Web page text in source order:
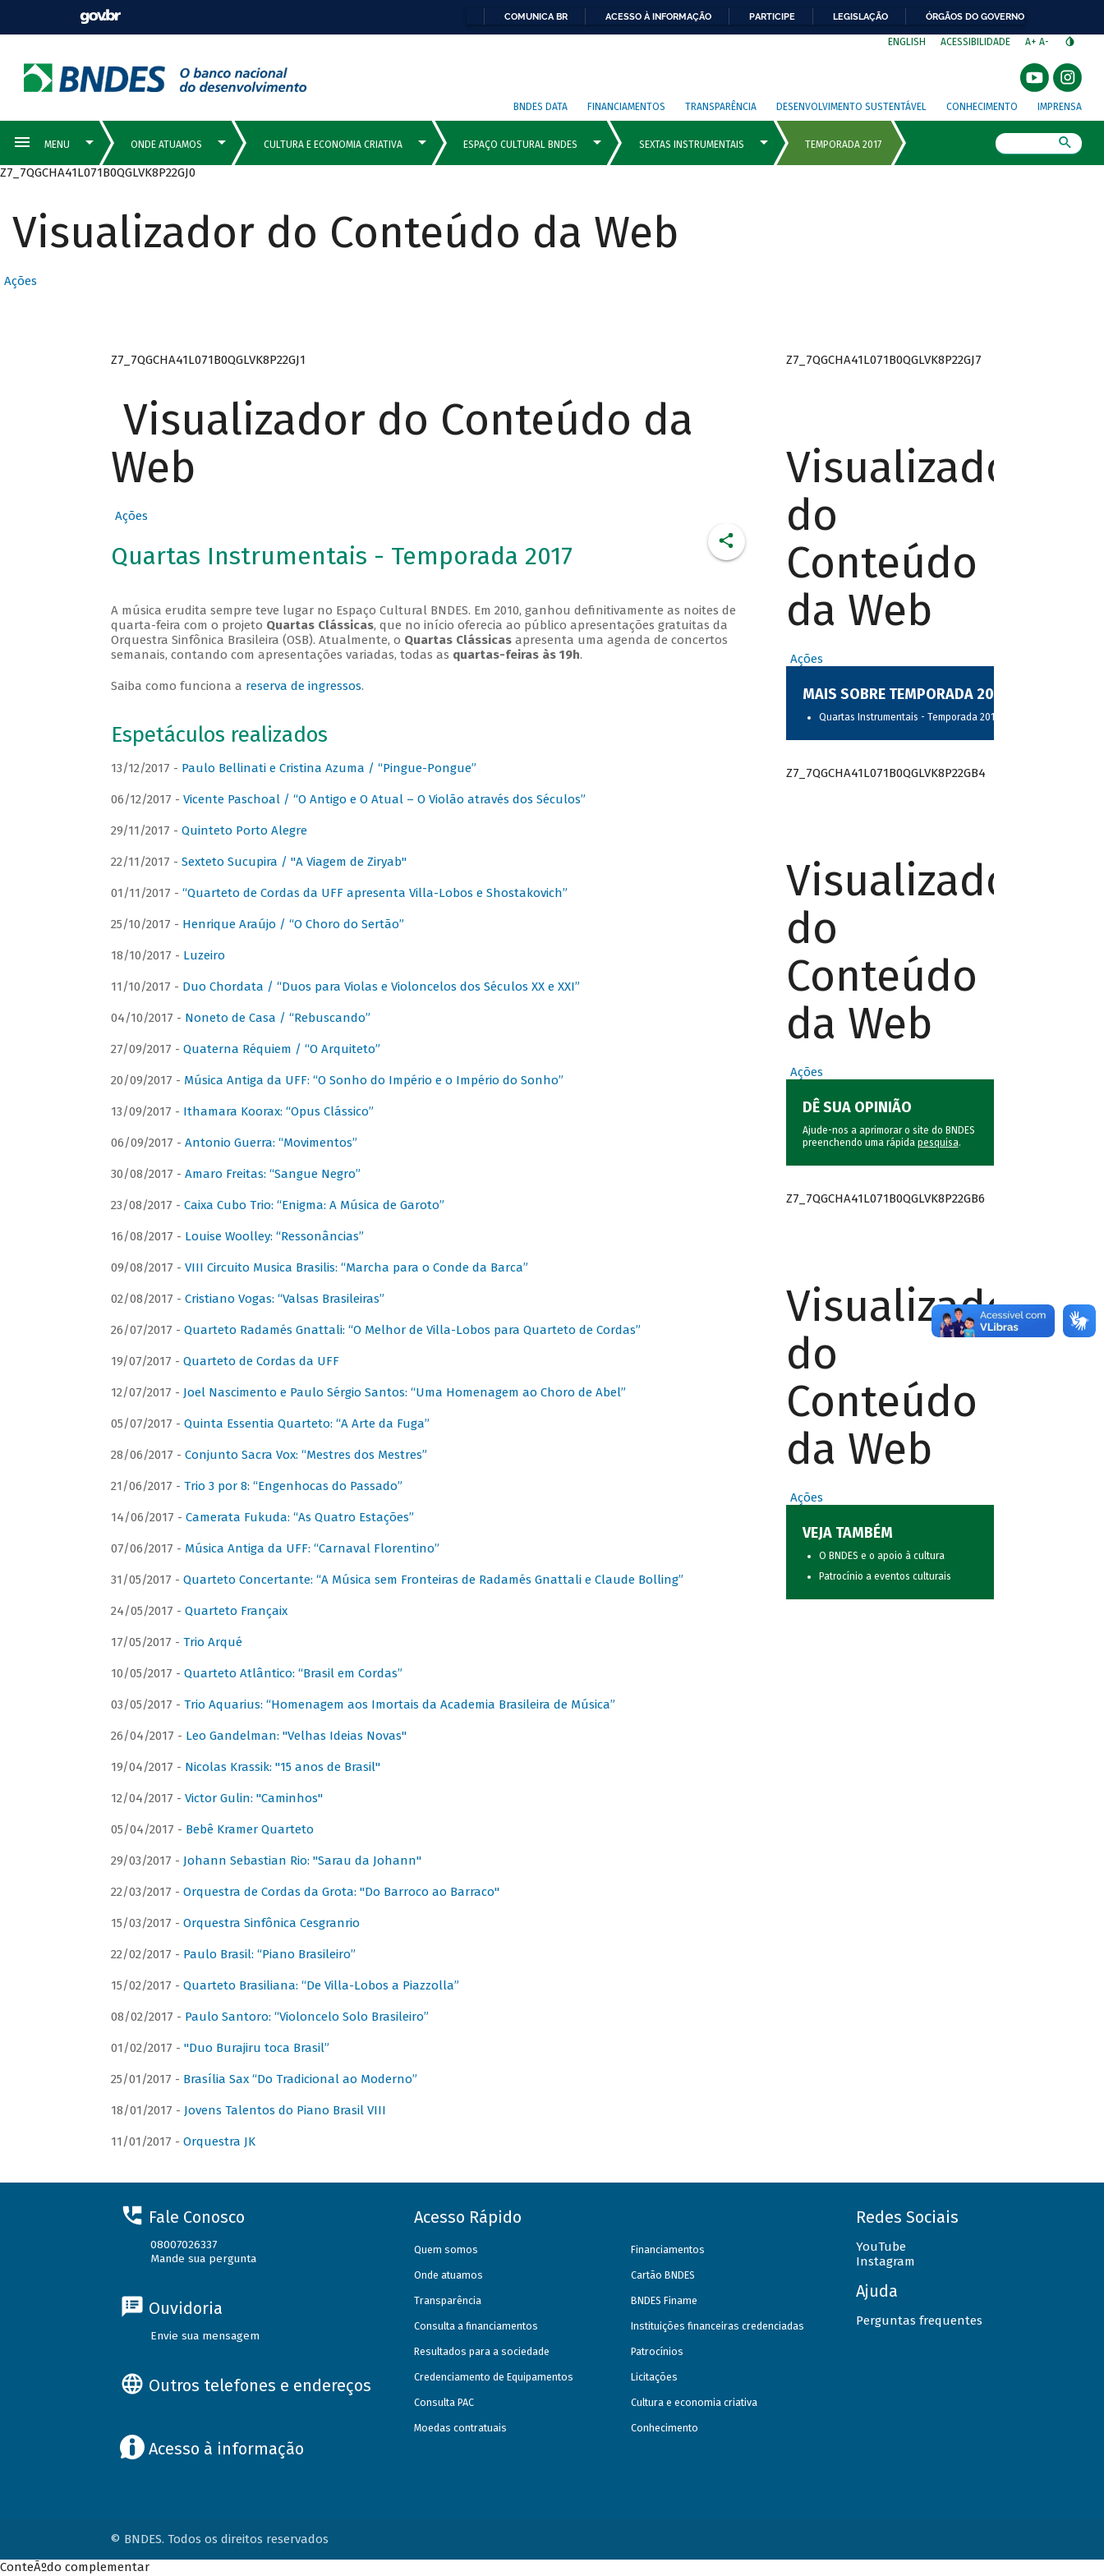
COMUNICA BR ACESSO À INFORMAÇÃO PARTICIPE LEGISLAÇÃO ÓRGÃOS DO GOVERNO
ENGLISH ACESSIBILIDADE A+ A-
BNDES DATA FINANCIAMENTOS TRANSPARÊNCIA DESENVOLVIMENTO SUSTENTÁVEL CONHECIMENTO IMPRENSA
Z7_7QGCHA41L071B0QGLVK8P22GJ0
Visualizador do Conteúdo da Web
Ações
Z7_7QGCHA41L071B0QGLVK8P22GJ1
Visualizador do Conteúdo da
Web
Ações
Quartas Instrumentais - Temporada 2017
A música erudita sempre teve lugar no Espaço Cultural BNDES. Em 2010, ganhou definitivamente as noites de
quarta-feira com o projeto Quartas Clássicas, que no início oferecia ao público apresentações gratuitas da
Orquestra Sinfônica Brasileira (OSB). Atualmente, o Quartas Clássicasapresenta uma agenda de concertos
semanais, contando com apresentações variadas, todas as quartas-feiras às 19h.
Saiba como funciona a reserva de ingressos.
Espetáculos realizados
13/12/2017 - Paulo Bellinati e Cristina Azuma / “Pingue-Pongue”
06/12/2017 - Vicente Paschoal / “O Antigo e O Atual – O Violão através dos Séculos”
29/11/2017 - Quinteto Porto Alegre
22/11/2017 - Sexteto Sucupira / "A Viagem de Ziryab"
01/11/2017 - “Quarteto de Cordas da UFF apresenta Villa-Lobos e Shostakovich”
25/10/2017 - Henrique Araújo / “O Choro do Sertão”
18/10/2017 - Luzeiro
11/10/2017 - Duo Chordata / “Duos para Violas e Violoncelos dos Séculos XX e XXI”
04/10/2017 - Noneto de Casa / “Rebuscando”
27/09/2017 - Quaterna Réquiem / “O Arquiteto”
20/09/2017 - Música Antiga da UFF: “O Sonho do Império e o Império do Sonho”
13/09/2017 - Ithamara Koorax: “Opus Clássico”
06/09/2017 - Antonio Guerra: “Movimentos”
30/08/2017 - Amaro Freitas: “Sangue Negro”
23/08/2017 - Caixa Cubo Trio: “Enigma: A Música de Garoto”
16/08/2017 - Louise Woolley: “Ressonâncias”
09/08/2017 - VIII Circuito Musica Brasilis: “Marcha para o Conde da Barca”
02/08/2017 - Cristiano Vogas: “Valsas Brasileiras”
26/07/2017 - Quarteto Radamés Gnattali: “O Melhor de Villa-Lobos para Quarteto de Cordas”
19/07/2017 - Quarteto de Cordas da UFF
12/07/2017 - Joel Nascimento e Paulo Sérgio Santos: “Uma Homenagem ao Choro de Abel”
05/07/2017 - Quinta Essentia Quarteto: “A Arte da Fuga”
28/06/2017 - Conjunto Sacra Vox: “Mestres dos Mestres”
21/06/2017 - Trio 3 por 8: “Engenhocas do Passado”
14/06/2017 - Camerata Fukuda: “As Quatro Estações”
07/06/2017 - Música Antiga da UFF: “Carnaval Florentino”
31/05/2017 - Quarteto Concertante: “A Música sem Fronteiras de Radamés Gnattali e Claude Bolling”
24/05/2017 - Quarteto Françaix
17/05/2017 - Trio Arqué
10/05/2017 - Quarteto Atlântico: “Brasil em Cordas”
03/05/2017 - Trio Aquarius: “Homenagem aos Imortais da Academia Brasileira de Música”
26/04/2017 - Leo Gandelman: "Velhas Ideias Novas"
19/04/2017 - Nicolas Krassik: "15 anos de Brasil"
12/04/2017 - Victor Gulin: "Caminhos"
05/04/2017 - Bebê Kramer Quarteto
29/03/2017 - Johann Sebastian Rio: "Sarau da Johann"
22/03/2017 - Orquestra de Cordas da Grota: "Do Barroco ao Barraco"
15/03/2017 - Orquestra Sinfônica Cesgranrio
22/02/2017 - Paulo Brasil: “Piano Brasileiro”
15/02/2017 - Quarteto Brasiliana: “De Villa-Lobos a Piazzolla”
08/02/2017 - Paulo Santoro: “Violoncelo Solo Brasileiro”
01/02/2017 - "Duo Burajiru toca Brasil”
25/01/2017 - Brasília Sax “Do Tradicional ao Moderno”
18/01/2017 - Jovens Talentos do Piano Brasil VIII
11/01/2017 - Orquestra JK
Z7_7QGCHA41L071B0QGLVK8P22GJ7
Visualizador
do
Conteúdo
da Web
Ações
MAIS SOBRE TEMPORADA 2017
Quartas Instrumentais - Temporada 2017
Z7_7QGCHA41L071B0QGLVK8P22GB4
Visualizador
do
Conteúdo
da Web
Ações
DÊ SUA OPINIÃO
Ajude-nos a aprimorar o site do BNDES
preenchendo uma rápida pesquisa.
Z7_7QGCHA41L071B0QGLVK8P22GB6
Visualizador
do
Conteúdo
da Web
Ações
VEJA TAMBÉM
O BNDES e o apoio à cultura
Patrocínio a eventos culturais
Fale Conosco
08007026337
Mande sua pergunta
Ouvidoria
Envie sua mensagem
Outros telefones e endereços
Acesso à informação
Acesso Rápido
Quem somos
Onde atuamos
Transparência
Consulta a financiamentos
Resultados para a sociedade
Credenciamento de Equipamentos
Consulta PAC
Moedas contratuais
Financiamentos
Cartão BNDES
BNDES Finame
Instituições financeiras credenciadas
Patrocínios
Licitações
Cultura e economia criativa
Conhecimento
Redes Sociais
YouTube
Instagram
Ajuda
Perguntas frequentes
© BNDES. Todos os direitos reservados
ConteÃºdo complementar